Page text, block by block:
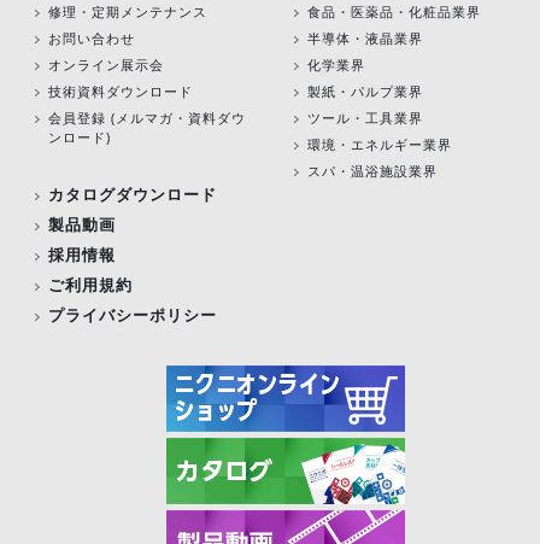
修理・定期メンテナンス
お問い合わせ
オンライン展示会
技術資料ダウンロード
会員登録 (メルマガ・資料ダウ
ンロード)
カタログダウンロード
製品動画
採用情報
ご利用規約
プライバシーポリシー
食品・医薬品・化粧品業界
半導体・液晶業界
化学業界
製紙・パルプ業界
ツール・工具業界
環境・エネルギー業界
スパ・温浴施設業界